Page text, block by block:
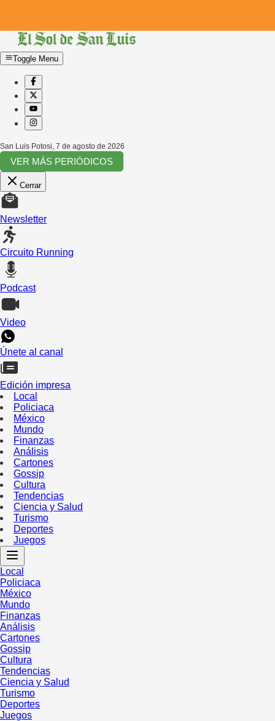
Toggle Menu
San Luis Potosi 7 de agosto de 2026
VER MÁS PERIÓDICOS
Cerrar
Newsletter
Circuito Running
Podcast
Video
Únete al canal
Edición impresa
Local
Policiaca
México
Mundo
Finanzas
Análisis
Cartones
Gossip
Cultura
Tendencias
Ciencia y Salud
Turismo
Deportes
Juegos
Local
Policiaca
México
Mundo
Finanzas
Análisis
Cartones
Gossip
Cultura
Tendencias
Ciencia y Salud
Turismo
Deportes
Juegos